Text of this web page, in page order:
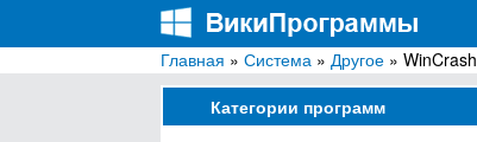
ВикиПрограммы
Энциклопедия бесплатных
Главная » Система » Другое »
Категории программ